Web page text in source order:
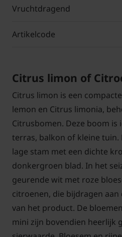
Vruchtdragend
Artikelcode
Citrus limon of
Citrus limon is een
lemon en Citrus limonia,
Citrusbomen. Deze boom is
terras, balkon of kleine
lage stam met een dichte
donkergroen blad. In het
geurende wit met roze
citroenen, die bijdragen
van het product. De
mini zijn bovendien heerlijk